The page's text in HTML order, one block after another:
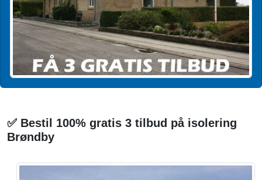
✅ Bestil 100% gratis 3 tilbud på isolering
Brøndby